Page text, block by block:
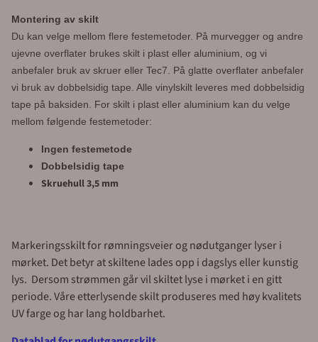
Montering av skilt
Du kan velge mellom flere festemetoder. På murvegger og andre
ujevne overflater brukes skilt i plast eller aluminium, og vi
anbefaler bruk av skruer eller Tec7. På glatte overflater anbefaler
vi bruk av dobbelsidig tape. Alle vinylskilt leveres med dobbelsidig
tape på baksiden. For skilt i plast eller aluminium kan du velge
mellom følgende festemetoder:
Ingen festemetode
Dobbelsidig tape
Skruehull 3,5 mm
Markeringsskilt for rømningsveier og nødutganger lyser i
mørket. Det betyr at skiltene lades opp i dagslys eller kunstig
lys. Dersom strømmen går vil skiltet lyse i mørket i en gitt
periode. Våre etterlysende skilt produseres med høy kvalitets
UV farge og har lang holdbarhet.